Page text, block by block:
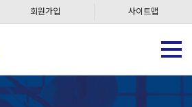
회원가입 사이트맵